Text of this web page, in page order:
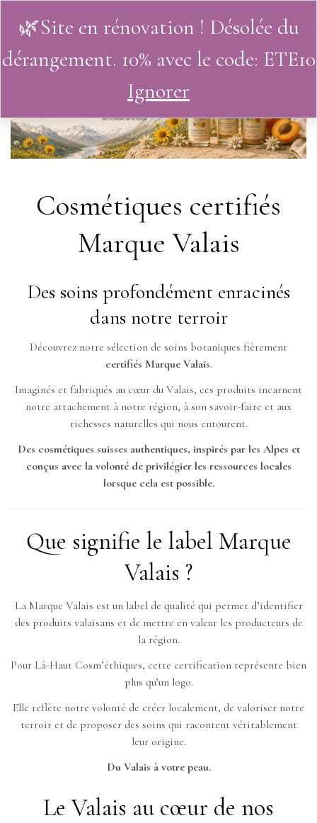
0
Cosmétiques certifiés
Marque Valais
Des soins profondément enracinés
dans notre terroir
Découvrez notre sélection de soins botaniques fièrement
certifiés Marque Valais.
Imaginés et fabriqués au cœur du Valais, ces produits incarnent
notre attachement à notre région, à son savoir-faire et aux
richesses naturelles qui nous entourent.
Des cosmétiques suisses authentiques, inspirés par les Alpes et
conçus avec la volonté de privilégier les ressources locales
lorsque cela est possible.
Que signifie le label Marque
Valais ?
La Marque Valais est un label de qualité qui permet d’identifier
des produits valaisans et de mettre en valeur les producteurs de
la région.
Pour Là-Haut Cosm’éthiques, cette certification représente bien
plus qu’un logo.
Elle reflète notre volonté de créer localement, de valoriser notre
terroir et de proposer des soins qui racontent véritablement
leur origine.
Du Valais à votre peau.
Le Valais au cœur de nos
🌿Site en rénovation ! Désolée du
dérangement. 10% avec le code: ETE10
Ignorer